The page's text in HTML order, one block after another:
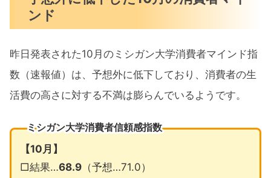
ンド
昨日発表された10月のミシガン大学消費者マインド指
数（速報値）は、予想外に低下しており、消費者の生
活費の高さに対する不満は膨らんでいるようです。
ミシガン大学消費者信頼感指数
【10月】
□結果…68.9（予想…71.0）